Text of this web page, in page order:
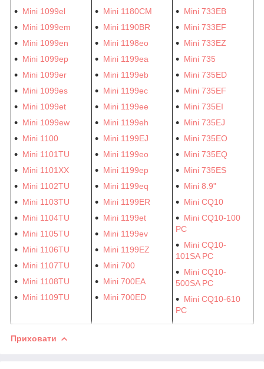
Mini 1099el
Mini 1099em
Mini 1099en
Mini 1099ep
Mini 1099er
Mini 1099es
Mini 1099et
Mini 1099ew
Mini 1100
Mini 1101TU
Mini 1101XX
Mini 1102TU
Mini 1103TU
Mini 1104TU
Mini 1105TU
Mini 1106TU
Mini 1107TU
Mini 1108TU
Mini 1109TU
Mini 1180CM
Mini 1190BR
Mini 1198eo
Mini 1199ea
Mini 1199eb
Mini 1199ec
Mini 1199ee
Mini 1199eh
Mini 1199EJ
Mini 1199eo
Mini 1199ep
Mini 1199eq
Mini 1199ER
Mini 1199et
Mini 1199ev
Mini 1199EZ
Mini 700
Mini 700EA
Mini 700ED
Mini 733EB
Mini 733EF
Mini 733EZ
Mini 735
Mini 735ED
Mini 735EF
Mini 735EI
Mini 735EJ
Mini 735EO
Mini 735EQ
Mini 735ES
Mini 8.9"
Mini CQ10
Mini CQ10-100
PC
Mini CQ10-
101SA PC
Mini CQ10-
500SA PC
Mini CQ10-610
PC
Приховати